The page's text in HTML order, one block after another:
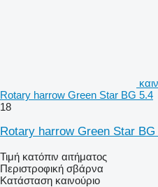
Rotary harrow Green Star BG 5.4
18
Rotary harrow Green Star BG
Τιμή κατόπιν αιτήματος
Περιστροφική σβάρνα
Κατάσταση καινούριο